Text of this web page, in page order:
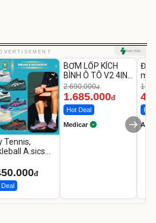
Tennis,
A.sics
Phối Màu
đ
Deal
-37%
BƠM LỐP KÍCH
BÌNH Ô TÔ V2 4IN1
Medicar
12.000mAh
2.690.000đ
1.685.000đ
Hot Deal
Medicar A